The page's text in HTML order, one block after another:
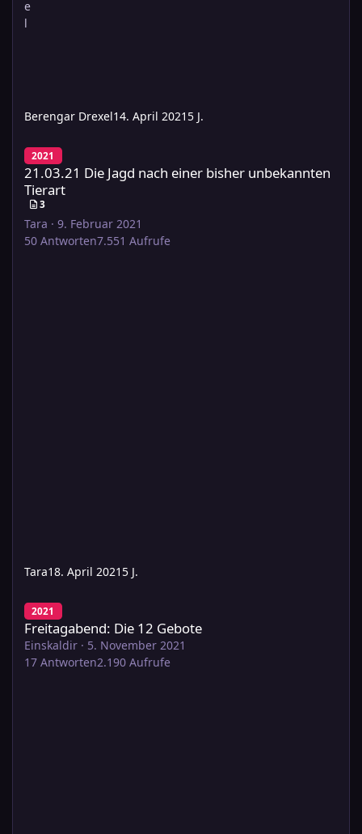
Berengar Drexel14. April 2021 5 J.
21.03.21 Die Jagd nach einer bisher unbekannten Tierart
2021
21.03.21 Die Jagd nach einer bisher unbekannten
Tierart
3
Tara · 9. Februar 2021
50 Antworten7.551 Aufrufe
Tara18. April 2021 5 J.
Freitagabend: Die 12 Gebote
2021
Freitagabend: Die 12 Gebote
Einskaldir · 5. November 2021
17 Antworten2.190 Aufrufe